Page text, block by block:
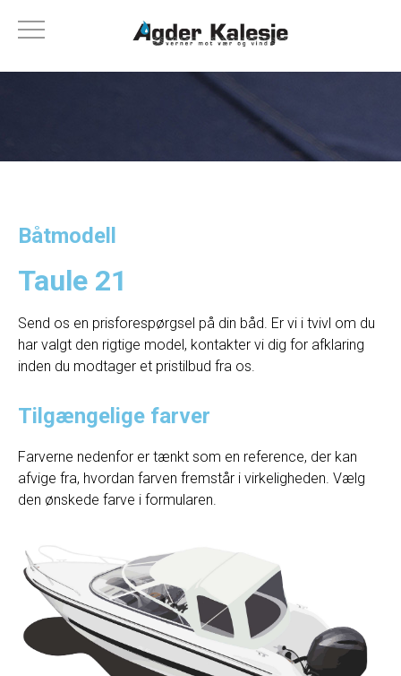
Båtmodell
Taule 21
Send os en prisforespørgsel på din båd. Er vi i tvivl om du
har valgt den rigtige model, kontakter vi dig for afklaring
inden du modtager et pristilbud fra os.
Tilgængelige farver
Farverne nedenfor er tænkt som en reference, der kan
afvige fra, hvordan farven fremstår i virkeligheden. Vælg
den ønskede farve i formularen.